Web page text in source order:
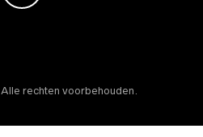
Alle rechten voorbehouden.